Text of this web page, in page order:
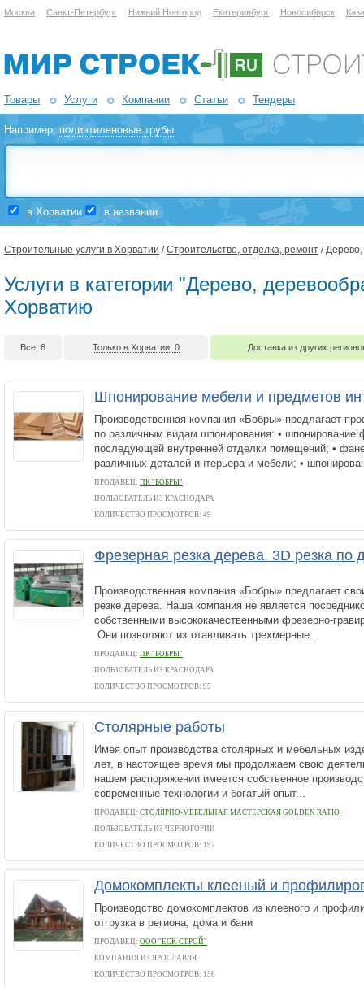
Москва Санкт-Петербург Нижний Новгород Екатеринбург Новосибирск
Товары Услуги Компании Статьи Тендеры
Например,полиэтиленовые трубы
в Хорватии в названии
Строительные услуги в Хорватии /Строительство, отделка, ремонт /
Услуги в категории "Дерево,
Хорватию
Все, 8 Только в Хорватии, 0 Доставка из других
Шпонирование мебели и предметов
Производственная компания «Бобры» предлагает
по различным видам шпонирования: • шпонирование
последующей внутренней отделки помещений; •
различных деталей интерьера и мебели; •
ПРОДАВЕЦ: ПК "БОБРЫ"
ПОЛЬЗОВАТЕЛЬ ИЗ КРАСНОДАРА
КОЛИЧЕСТВО ПРОСМОТРОВ: 49
Фрезерная резка дерева. 3D резка по
Производственная компания «Бобры» предлагает
резке дерева. Наша компания не является
собственными высококачественными фрезерно-
Они позволяют изготавливать трехмерные...
ПРОДАВЕЦ: ПК "БОБРЫ"
ПОЛЬЗОВАТЕЛЬ ИЗ КРАСНОДАРА
КОЛИЧЕСТВО ПРОСМОТРОВ: 95
Столярные работы
Имея опыт производства столярных и мебельных
лет, в настоящее время мы продолжаем свою
нашем распоряжении имеется собственное
современные технологии и богатый опыт...
ПРОДАВЕЦ: СТОЛЯРНО-МЕБЕЛЬНАЯ МАСТЕРСКАЯ GOLDEN RATIO
ПОЛЬЗОВАТЕЛЬ ИЗ ЧЕРНОГОРИИ
КОЛИЧЕСТВО ПРОСМОТРОВ: 197
Домокомплекты клееный и
Производство домокомплектов из клееного и
отгрузка в региона, дома и бани
ПРОДАВЕЦ: ООО "ЕСК-СТРОЙ"
КОМПАНИЯ ИЗ ЯРОСЛАВЛЯ
КОЛИЧЕСТВО ПРОСМОТРОВ: 156